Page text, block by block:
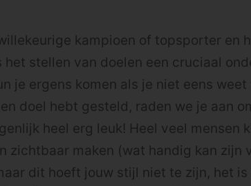
kampioen of topsporter en
stellen van doelen een cruciaal
je ergens komen als je niet eens
doel hebt gesteld, raden we je aan
heel erg leuk! Heel veel mensen
zichtbaar maken (wat handig kan zijn
dit hoeft jouw stijl niet te zijn, het